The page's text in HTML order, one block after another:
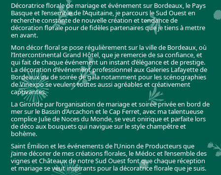
Décoratrice florale de mariage et événement sur Bordeaux, le Pays
Basque et l’ensemble de l’Aquitaine, je parcours le Sud Ouest en
recherche constante de nouvelle création et tendance de
décoration florale pour de fidèles partenaires que je tiens à mettre
en avant.
Mon décor floral se pose régulièrement sur la ville de Bordeaux, où
l’Intercontinental Grand Hôtel, que je remercie de sa confiance, et
qui fait de chaque événement un instant d’élégance et de prestige.
La décoration d’événement professionnel aux Galeries Lafayette de
Bordeaux ou de soirée de gala notamment pour les scénographies
de Vinexpo se veulent toutes aussi agréables et créativement
captivantes.
La Gironde par l’organisation de mariage et soirée privée en bord de
mer sur le Bassin d’Arcachon et le Cap Ferret, avec ma talentueuse
complice Julie de Noces du Monde, se veut onirique et parfaite lors
de déco aux bouquets qui navigue sur le style champêtre et
bohème.
Saint Émilion et les événements de l’Union de Producteurs que
j’aime décorer de mes créations florales, le Médoc et l’ensemble des
vignes et Châteaux de notre Sud Ouest font que chaque réception
et mariage se veut inspirants pour la décoratrice florale que je suis.